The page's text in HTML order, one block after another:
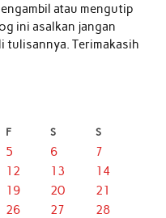
atau mengutip
ini asalkan jangan
tulisannya. Terimakasih
F S S
5 6
7
12 13
14
19 20
21
26 27
28